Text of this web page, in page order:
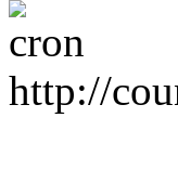
http://